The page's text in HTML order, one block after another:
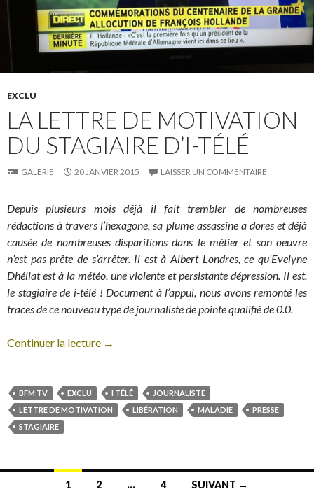
EXCLU
LA LETTRE DE MOTIVATION
DU STAGIAIRE D’I-TÉLÉ
GALERIE 20 JANVIER 2015 LAISSER UN COMMENTAIRE
Depuis plusieurs mois déjà il fait trembler de nombreuses
rédactions à travers l’hexagone, sa plume assassine a dores et déjà
causée de nombreuses disparitions dans le métier et son oeuvre
n’est pas prête de s’arrêter. Il est à Albert Londres, ce qu’Evelyne
Dhéliat est à la météo, une violente et persistante dépression. Il est,
le stagiaire de i-télé ! Document à l’appui, nous avons remonté les
traces de ce nouveau type de journaliste de pointe qualifié de 0.0.
Continuer la lecture →
BFM TV EXCLU I TÉLÉ
JOURNALISTE
LETTRE DE MOTIVATION
LIBÉRATION MALADIE
PRESSE
STAGIAIRE
1 2 … 4 SUIVANT →